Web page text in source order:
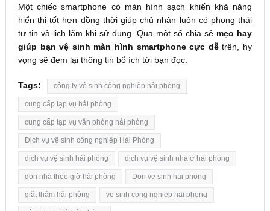
Một chiếc smartphone có màn hình sạch khiến khả năng
hiển thị tốt hơn đồng thời giúp chủ nhân luôn có phong thái
tự tin và lịch lãm khi sử dụng. Qua một số chia sẻ mẹo hay
giúp bạn vệ sinh màn hình smartphone cực dễtrên, hy
vọng sẽ đem lại thông tin bổ ích tới bạn đọc.
Tags: công ty vệ sinh công nghiệp hải phòng
cung cấp tạp vụ hải phòng
cung cấp tạp vụ văn phòng hải phòng
Dịch vụ vệ sinh công nghiệp Hải Phòng
dịch vụ vệ sinh hải phòng dịch vụ vệ sinh nhà ở hải phòng
dọn nhà theo giờ hải phòng Don ve sinh hai phong
giặt thảm hải phòng ve sinh cong nghiep hai phong